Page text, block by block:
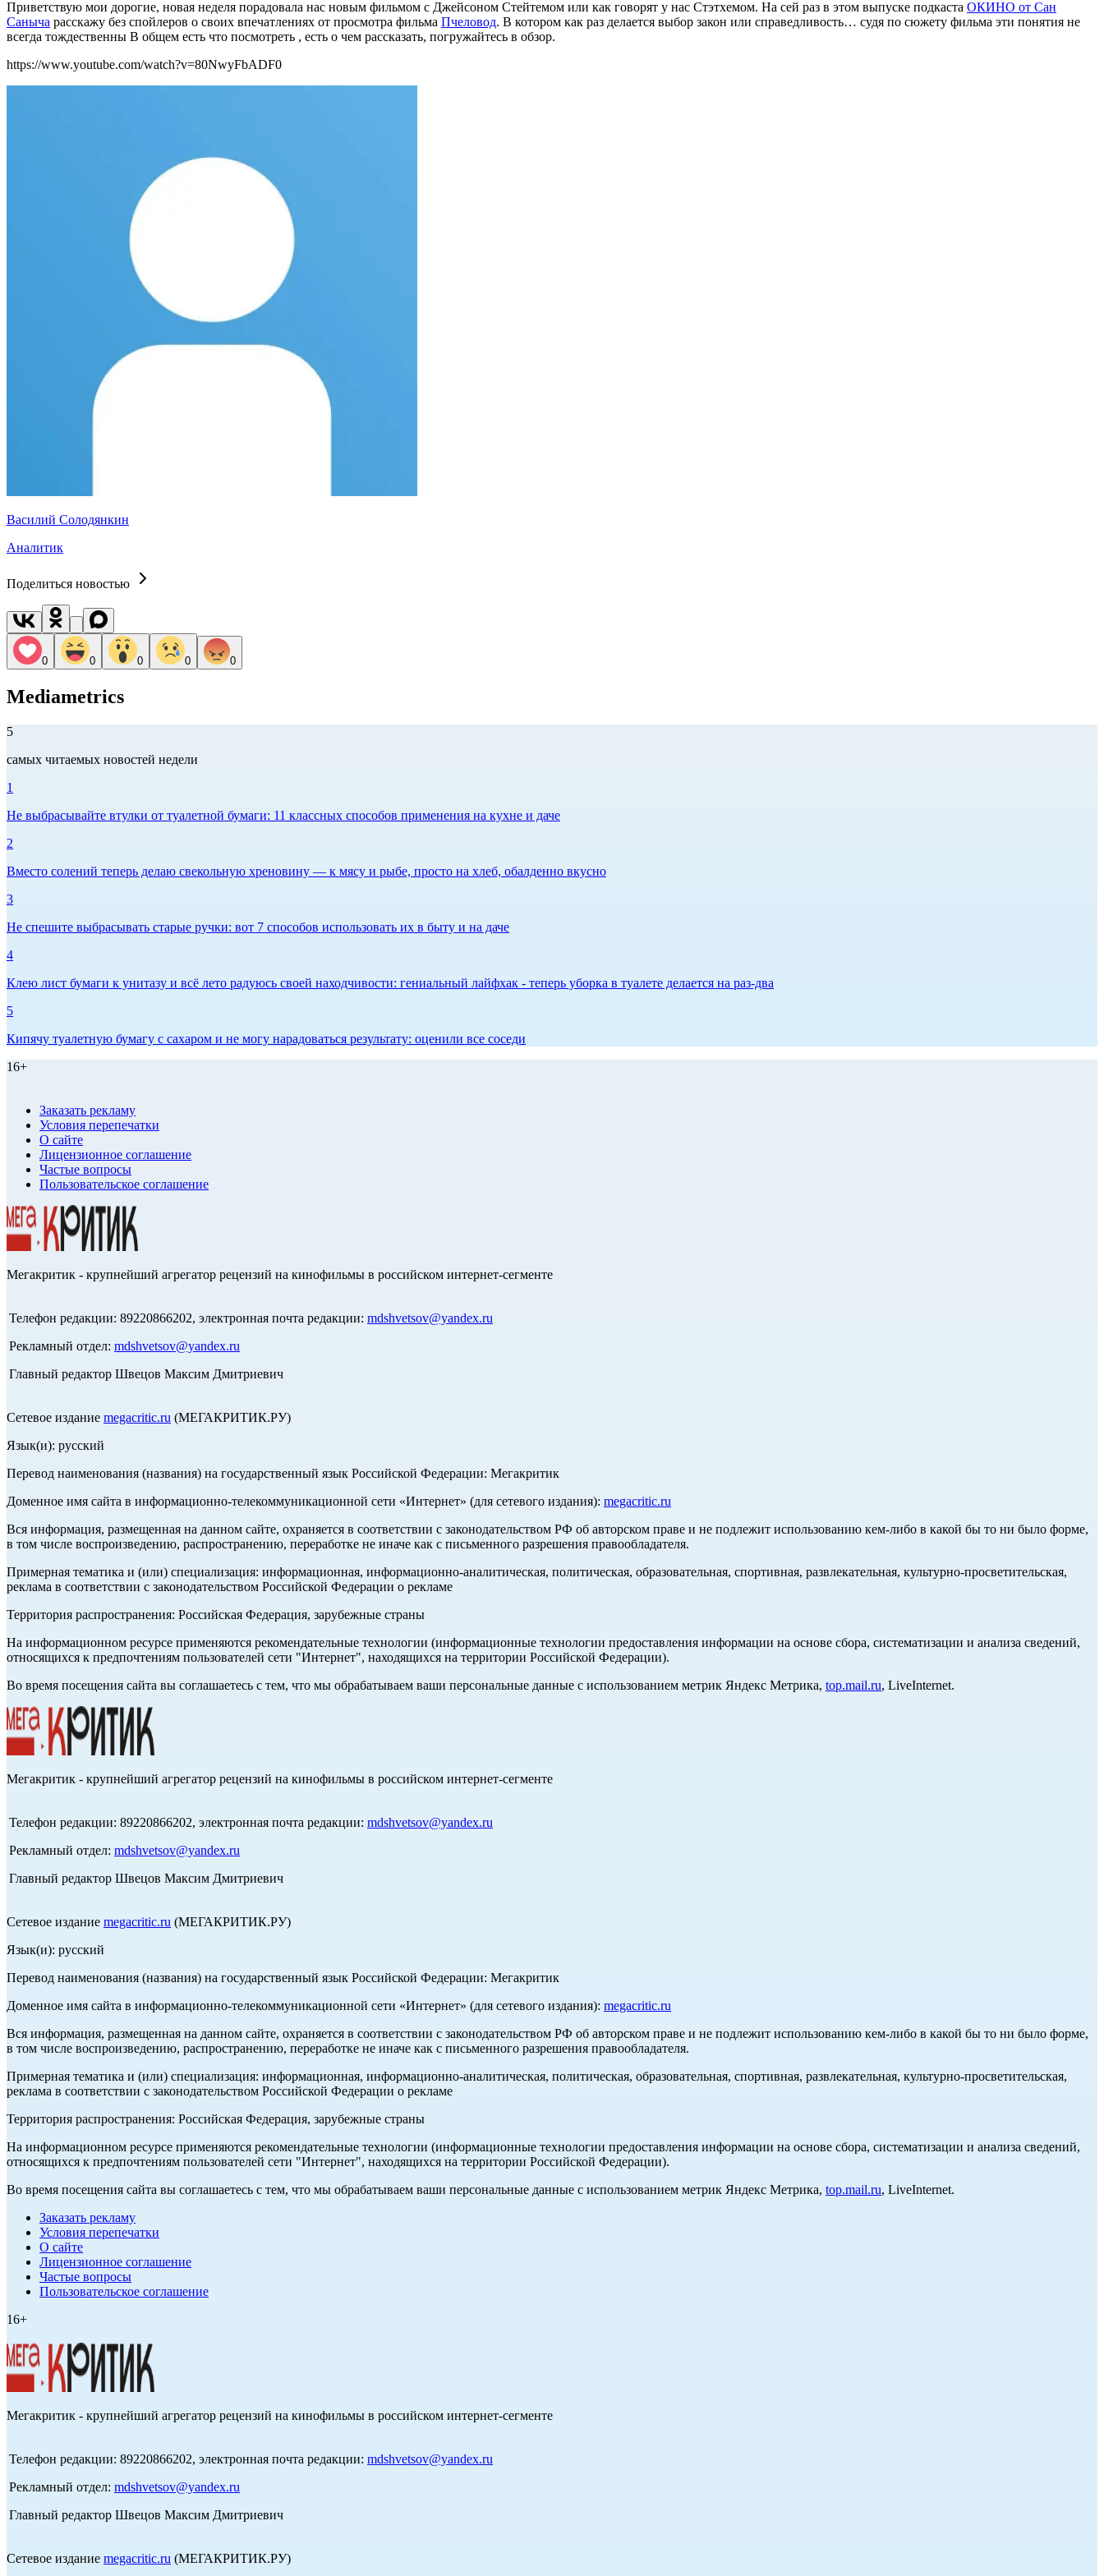
Приветствую мои дорогие, новая неделя порадовала нас новым фильмом с Джейсоном Стейтемом или как говорят у нас Стэтхемом. На сей раз в этом выпуске подкаста ОКИНО от Сан
Саныча расскажу без спойлеров о своих впечатлениях от просмотра фильма Пчеловод. В котором как раз делается выбор закон или справедливость… судя по сюжету фильма эти понятия не
всегда тождественны В общем есть что посмотреть , есть о чем рассказать, погружайтесь в обзор.
https://www.youtube.com/watch?v=80NwyFbADF0
Василий Солодянкин
Аналитик
Поделиться новостью
0 0 0 0 0
Mediametrics
5
самых читаемых новостей недели
1
Не выбрасывайте втулки от туалетной бумаги: 11 классных способов применения на кухне и даче
2
Вместо солений теперь делаю свекольную хреновину — к мясу и рыбе, просто на хлеб, обалденно вкусно
3
Не спешите выбрасывать старые ручки: вот 7 способов использовать их в быту и на даче
4
Клею лист бумаги к унитазу и всё лето радуюсь своей находчивости: гениальный лайфхак - теперь уборка в туалете делается на раз-два
5
Кипячу туалетную бумагу с сахаром и не могу нарадоваться результату: оценили все соседи
16+
Заказать рекламу
Условия перепечатки
О сайте
Лицензионное соглашение
Частые вопросы
Пользовательское соглашение
Мегакритик - крупнейший агрегатор рецензий на кинофильмы в российском интернет-сегменте
Телефон редакции: 89220866202, электронная почта редакции: mdshvetsov@yandex.ru
Рекламный отдел: mdshvetsov@yandex.ru
Главный редактор Швецов Максим Дмитриевич
Сетевое издание megacritic.ru (МЕГАКРИТИК.РУ)
Язык(и): русский
Перевод наименования (названия) на государственный язык Российской Федерации: Мегакритик
Доменное имя сайта в информационно-телекоммуникационной сети «Интернет» (для сетевого издания): megacritic.ru
Вся информация, размещенная на данном сайте, охраняется в соответствии с законодательством РФ об авторском праве и не подлежит использованию кем-либо в какой бы то ни было форме,
в том числе воспроизведению, распространению, переработке не иначе как с письменного разрешения правообладателя.
Примерная тематика и (или) специализация: информационная, информационно-аналитическая, политическая, образовательная, спортивная, развлекательная, культурно-просветительская,
реклама в соответствии с законодательством Российской Федерации о рекламе
Территория распространения: Российская Федерация, зарубежные страны
На информационном ресурсе применяются рекомендательные технологии (информационные технологии предоставления информации на основе сбора, систематизации и анализа сведений,
относящихся к предпочтениям пользователей сети "Интернет", находящихся на территории Российской Федерации).
Во время посещения сайта вы соглашаетесь с тем, что мы обрабатываем ваши персональные данные с использованием метрик Яндекс Метрика, top.mail.ru, LiveInternet.
Мегакритик - крупнейший агрегатор рецензий на кинофильмы в российском интернет-сегменте
Телефон редакции: 89220866202, электронная почта редакции: mdshvetsov@yandex.ru
Рекламный отдел: mdshvetsov@yandex.ru
Главный редактор Швецов Максим Дмитриевич
Сетевое издание megacritic.ru (МЕГАКРИТИК.РУ)
Язык(и): русский
Перевод наименования (названия) на государственный язык Российской Федерации: Мегакритик
Доменное имя сайта в информационно-телекоммуникационной сети «Интернет» (для сетевого издания): megacritic.ru
Вся информация, размещенная на данном сайте, охраняется в соответствии с законодательством РФ об авторском праве и не подлежит использованию кем-либо в какой бы то ни было форме,
в том числе воспроизведению, распространению, переработке не иначе как с письменного разрешения правообладателя.
Примерная тематика и (или) специализация: информационная, информационно-аналитическая, политическая, образовательная, спортивная, развлекательная, культурно-просветительская,
реклама в соответствии с законодательством Российской Федерации о рекламе
Территория распространения: Российская Федерация, зарубежные страны
На информационном ресурсе применяются рекомендательные технологии (информационные технологии предоставления информации на основе сбора, систематизации и анализа сведений,
относящихся к предпочтениям пользователей сети "Интернет", находящихся на территории Российской Федерации).
Во время посещения сайта вы соглашаетесь с тем, что мы обрабатываем ваши персональные данные с использованием метрик Яндекс Метрика, top.mail.ru, LiveInternet.
Заказать рекламу
Условия перепечатки
О сайте
Лицензионное соглашение
Частые вопросы
Пользовательское соглашение
16+
Мегакритик - крупнейший агрегатор рецензий на кинофильмы в российском интернет-сегменте
Телефон редакции: 89220866202, электронная почта редакции: mdshvetsov@yandex.ru
Рекламный отдел: mdshvetsov@yandex.ru
Главный редактор Швецов Максим Дмитриевич
Сетевое издание megacritic.ru (МЕГАКРИТИК.РУ)